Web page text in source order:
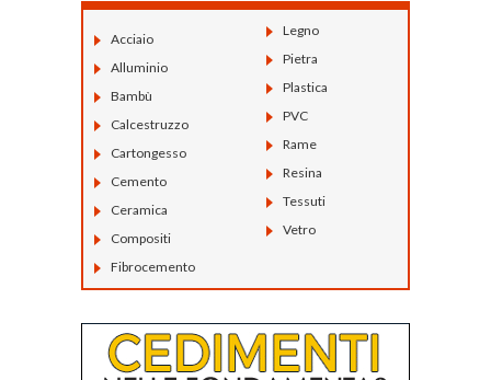
Acciaio
Alluminio
Bambù
Calcestruzzo
Cartongesso
Cemento
Ceramica
Compositi
Fibrocemento
Legno
Pietra
Plastica
PVC
Rame
Resina
Tessuti
Vetro